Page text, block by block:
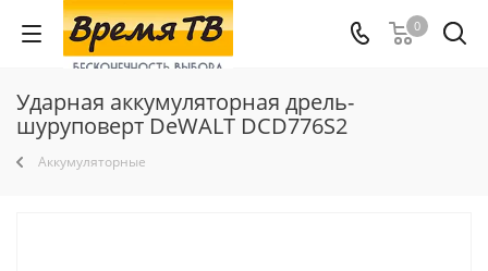
0
Ударная аккумуляторная дрель-
шуруповерт DeWALT DCD776S2
Аккумуляторные